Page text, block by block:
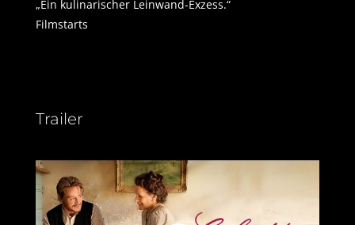
„Ein kulinarischer Leinwand-Exzess.“
Filmstarts
Trailer